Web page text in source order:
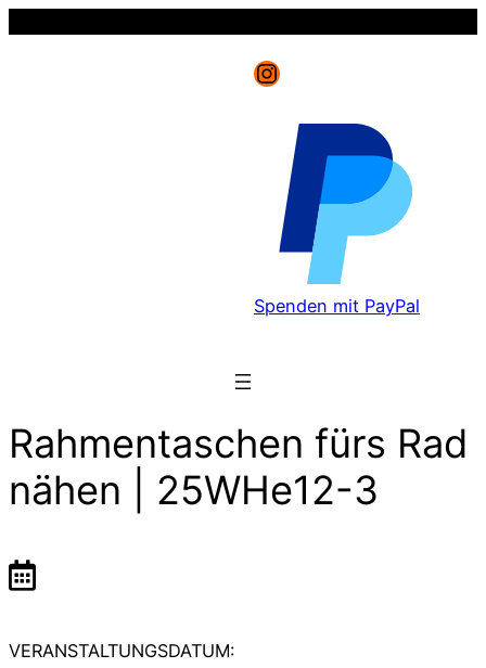
Instagram
Spenden mit PayPal
Rahmentaschen fürs Rad
nähen | 25WHe12-3
VERANSTALTUNGSDATUM: